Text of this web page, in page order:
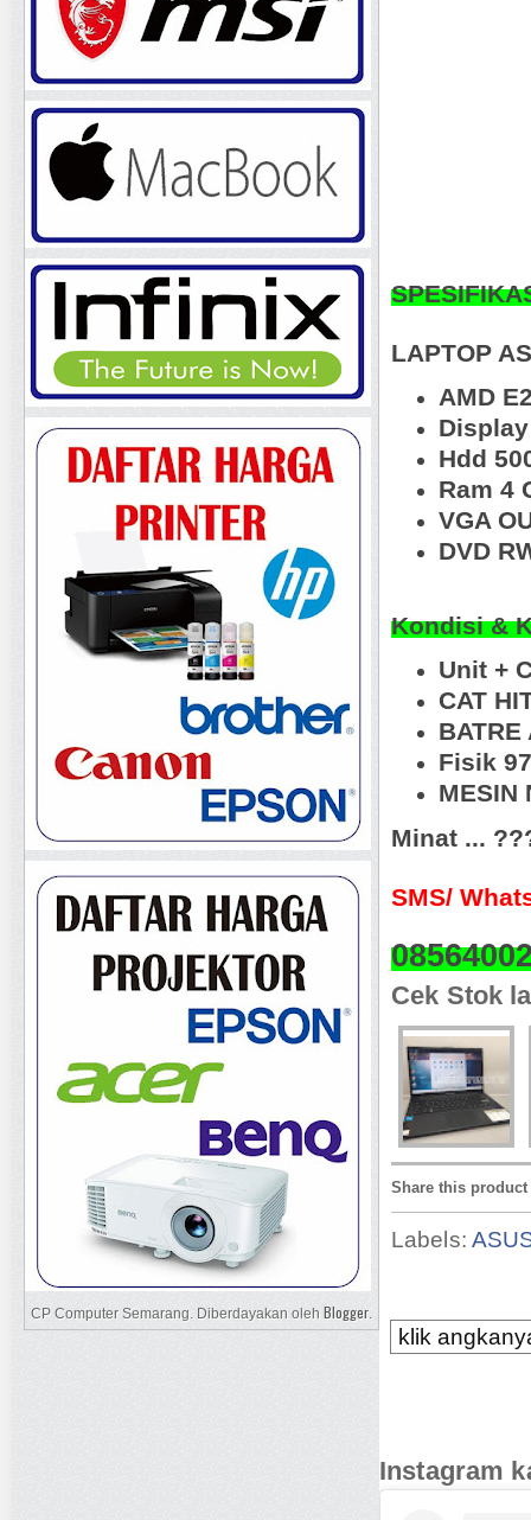
LAPTOP
AMD
Hdd
Ram 4
VGA
DVD
Kondisi &
Unit +
CAT
BATRE
Fisik
MESIN
Minat ...
SMS/
Cek Stok
Share this product
Labels:
klik
Instagram
CP Computer Semarang. Diberdayakan oleh Blogger.